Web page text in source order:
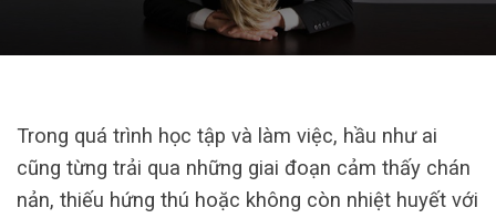
Trong quá trình học tập và làm việc, hầu như ai
cũng từng trải qua những giai đoạn cảm thấy chán
nản, thiếu hứng thú hoặc không còn nhiệt huyết với